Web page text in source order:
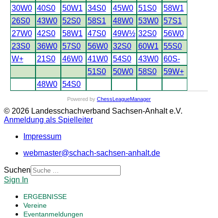
30W0
40S0 50W1 34S0 45W0 51S0
58W1
26S0
43W0 52S0 58S1 48W0 53W0
57S1
27W0
42S0 58W1 47S0 49W½ 32S0
56W0
23S0
36W0 57S0 56W0 32S0 60W1
55S0
W+
21S0 46W0 41W0 54S0 43W0
60S-
51S0
50W0 58S0
59W+
48W0
54S0
Powered by ChessLeagueManager
© 2026 Landesschachverband Sachsen-Anhalt e.V.
Anmeldung als Spielleiter
Impressum
webmaster@schach-sachsen-anhalt.de
Suchen
Sign In
ERGEBNISSE
Vereine
Eventanmeldungen